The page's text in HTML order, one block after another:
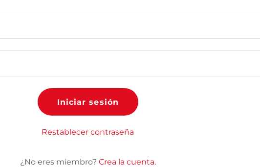
Iniciar sesión
Restablecer contraseña
¿No eres miembro? Crea la cuenta.